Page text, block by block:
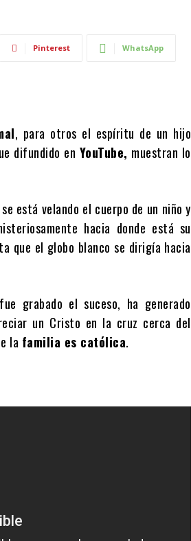
Pinterest WhatsApp
, para otros el espíritu de un hijo
difundido en YouTube, muestran lo
está velando el cuerpo de un niño y
hacia donde está su
que el globo blanco se dirigía hacia
grabado el suceso, ha generado
un Cristo en la cruz cerca del
la familia es católica.